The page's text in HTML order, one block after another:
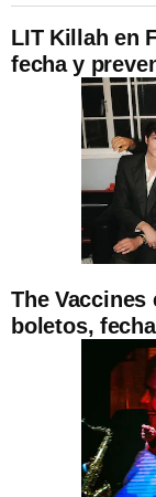
LIT Killah en
fecha y
The Vaccines
boletos,